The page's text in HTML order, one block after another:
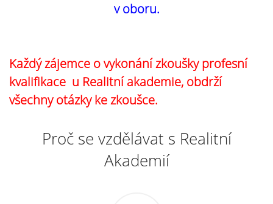
v oboru.
Každý zájemce o vykonání zkoušky profesní
kvalifikace u Realitní akademie, obdrží
všechny otázky ke zkoušce.
Proč se vzdělávat s Realitní
Akademií